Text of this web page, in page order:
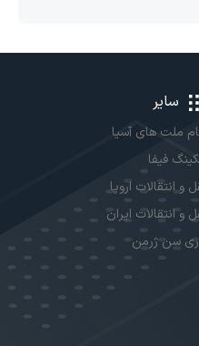
سایر
ملت های آسیا
فیفا
و انتقالات اروپا
و انتقالات ایران
سن ژرمن